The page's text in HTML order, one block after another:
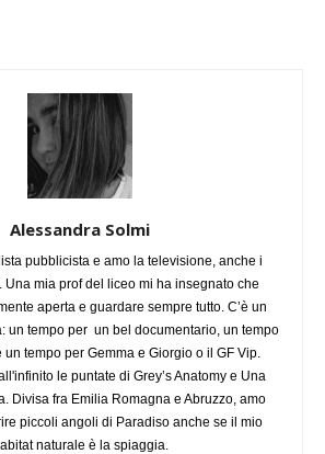
Alessandra Solmi
pubblicista e amo la televisione, anche i
Una mia prof del liceo mi ha insegnato che
aperta e guardare sempre tutto. C’è un
un tempo per un bel documentario, un tempo
tempo per Gemma e Giorgio o il GF Vip.
le puntate di Grey’s Anatomy e Una
Divisa fra Emilia Romagna e Abruzzo, amo
piccoli angoli di Paradiso anche se il mio
naturale è la spiaggia.